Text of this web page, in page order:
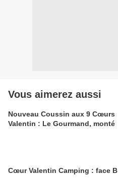
Vous aimerez aussi
Nouveau Coussin aux 9 Cœurs
Valentin : Le Gourmand, monté
Cœur Valentin Camping : face B